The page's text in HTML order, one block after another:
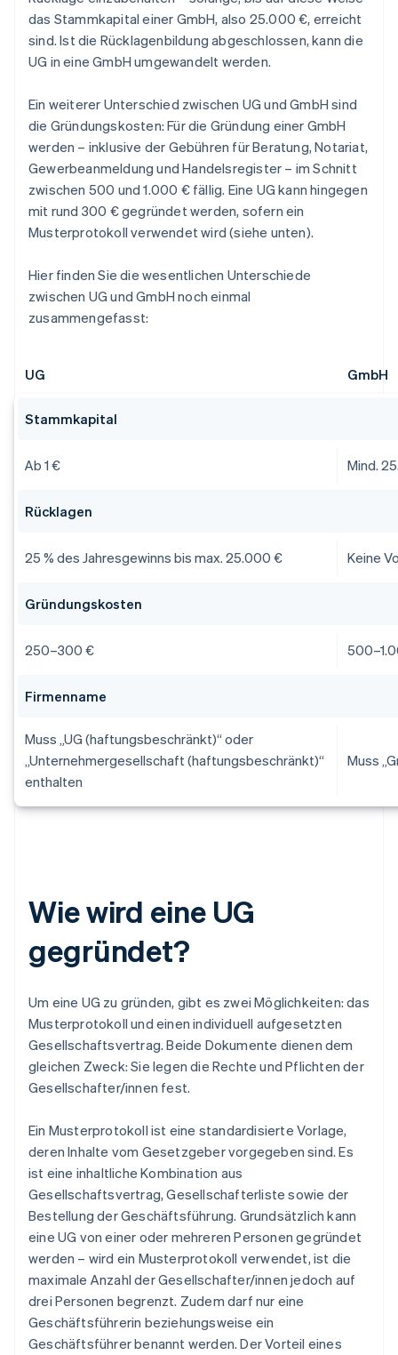
das Stammkapital einer GmbH, also 25.000 €, erreicht
sind. Ist die Rücklagenbildung abgeschlossen, kann die
UG in eine GmbH umgewandelt werden.
Ein weiterer Unterschied zwischen UG und GmbH sind
die Gründungskosten: Für die Gründung einer GmbH
werden – inklusive der Gebühren für Beratung, Notariat,
Gewerbeanmeldung und Handelsregister – im Schnitt
zwischen 500 und 1.000 € fällig. Eine UG kann hingegen
mit rund 300 € gegründet werden, sofern ein
Musterprotokoll verwendet wird (siehe unten).
Hier finden Sie die wesentlichen Unterschiede
zwischen UG und GmbH noch einmal
zusammengefasst:
UG GmbH
Stammkapital
Ab 1 € Mind.
Rücklagen
25 % des Jahresgewinns bis max. 25.000 € Keine
Gründungskosten
250–300 €
Firmenname
Muss „UG (haftungsbeschränkt)“ oder
„Unternehmergesellschaft (haftungsbeschränkt)“
enthalten
Muss
Wie wird eine UG
gegründet?
Um eine UG zu gründen, gibt es zwei Möglichkeiten: das
Musterprotokoll und einen individuell aufgesetzten
Gesellschaftsvertrag. Beide Dokumente dienen dem
gleichen Zweck: Sie legen die Rechte und Pflichten der
Gesellschafter/innen fest.
Ein Musterprotokoll ist eine standardisierte Vorlage,
deren Inhalte vom Gesetzgeber vorgegeben sind. Es
ist eine inhaltliche Kombination aus
Gesellschaftsvertrag, Gesellschafterliste sowie der
Bestellung der Geschäftsführung. Grundsätzlich kann
eine UG von einer oder mehreren Personen gegründet
werden – wird ein Musterprotokoll verwendet, ist die
maximale Anzahl der Gesellschafter/innen jedoch auf
drei Personen begrenzt. Zudem darf nur eine
Geschäftsführerin beziehungsweise ein
Geschäftsführer benannt werden. Der Vorteil eines